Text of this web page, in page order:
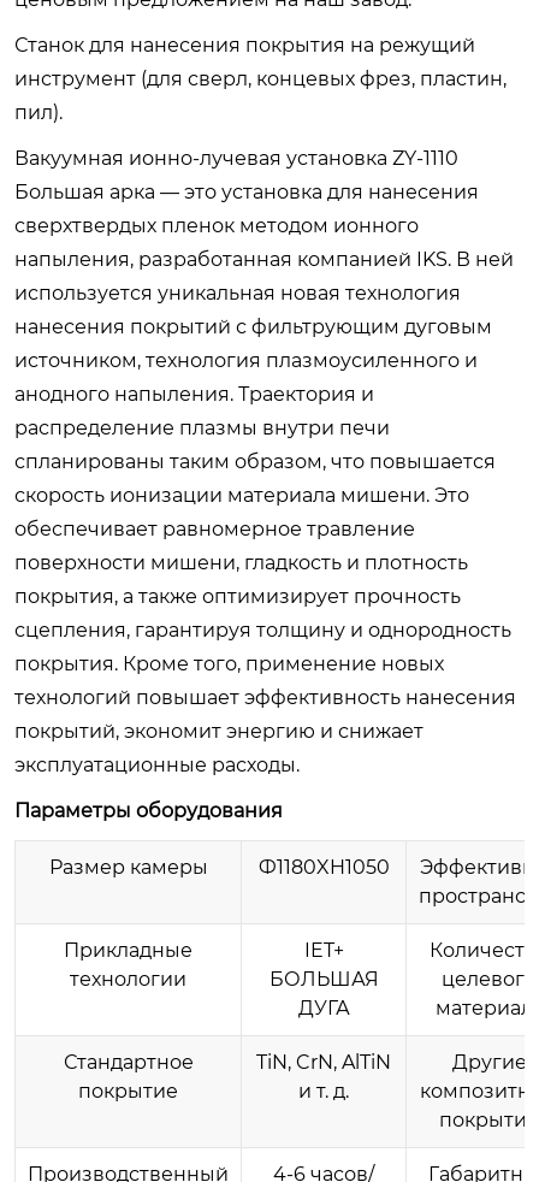
Станок для нанесения покрытия на режущий
инструмент (для сверл, концевых фрез, пластин,
пил).
Вакуумная ионно-лучевая установка ZY-1110
Большая арка — это установка для нанесения
сверхтвердых пленок методом ионного
напыления, разработанная компанией IKS. В ней
используется уникальная новая технология
нанесения покрытий с фильтрующим дуговым
источником, технология плазмоусиленного и
анодного напыления. Траектория и
распределение плазмы внутри печи
спланированы таким образом, что повышается
скорость ионизации материала мишени. Это
обеспечивает равномерное травление
поверхности мишени, гладкость и плотность
покрытия, а также оптимизирует прочность
сцепления, гарантируя толщину и однородность
покрытия. Кроме того, применение новых
технологий повышает эффективность нанесения
покрытий, экономит энергию и снижает
эксплуатационные расходы.
Параметры оборудования
Размер камеры Ф1180XH1050
Прикладные
технологии
IET+
БОЛЬШАЯ
ДУГА
целевого
Стандартное
покрытие
TiN, CrN, AlTiN
и т. д.
Другие
покрытия
Производственный
4-6 часов/